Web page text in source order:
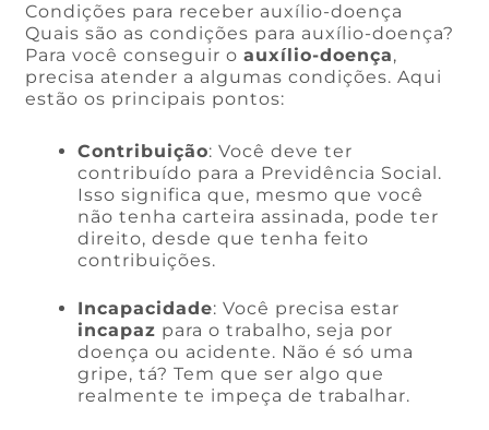
Condições para receber auxílio-doença
Quais são as condições para auxílio-doença?
Para você conseguir oauxílio-doença,
precisa atender a algumas condições. Aqui
estão os principais pontos:
Contribuição: Você deve ter
contribuído para a Previdência Social.
Isso significa que, mesmo que você
não tenha carteira assinada, pode ter
direito, desde que tenha feito
contribuições.
Incapacidade: Você precisa estar
incapaz para o trabalho, seja por
doença ou acidente. Não é só uma
gripe, tá? Tem que ser algo que
realmente te impeça de trabalhar.